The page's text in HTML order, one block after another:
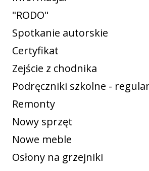
"RODO"
Spotkanie autorskie
Certyfikat
Zejście z chodnika
Podręczniki szkolne -
Remonty
Nowy sprzęt
Nowe meble
Osłony na grzejniki